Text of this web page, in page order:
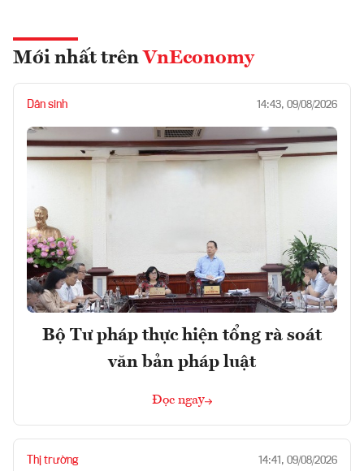
Mới nhất trên VnEconomy
Dân sinh 14:43, 09/08/2026
Bộ Tư pháp thực hiện tổng rà soát
văn bản pháp luật
Đọc ngay
Thị trường 14:41, 09/08/2026